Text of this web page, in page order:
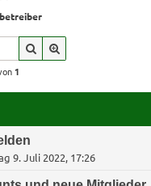
Suche
1
9. Juli 2022, 17:26